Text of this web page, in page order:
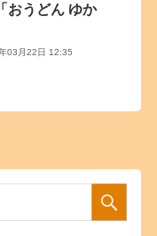
うどん ゆか
03月22日 12:35